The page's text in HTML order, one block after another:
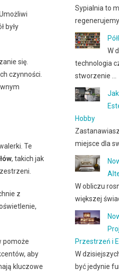
były
się.
czynności.
Te
, takich jak
z
pomoże
aby
kluczowe
Sypialnia to
regenerujemy
W
technologia
stworzenie …
Hobby
miejsce dla
W obliczu
większej
Przestrzeń i
W
być jedynie